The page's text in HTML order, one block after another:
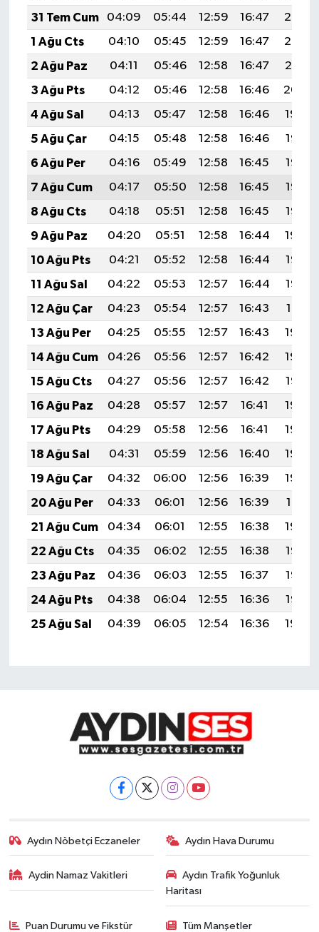
31 Tem Cum
04:09 05:44 12:59 16:47
20:03
1 Ağu Cts
04:10 05:45 12:59 16:47
20:02
2 Ağu Paz
04:11 05:46 12:58 16:47
20:01
3 Ağu Pts
04:12 05:46 12:58 16:46
20:00
4 Ağu Sal
04:13 05:47 12:58 16:46
19:59
5 Ağu Çar
04:15 05:48 12:58 16:46
19:58
6 Ağu Per
04:16 05:49 12:58 16:45
19:57
7 Ağu Cum
04:17 05:50 12:58 16:45
19:56
8 Ağu Cts
04:18 05:51 12:58 16:45
19:55
9 Ağu Paz
04:20 05:51 12:58 16:44
19:54
10 Ağu Pts
04:21 05:52 12:58 16:44
19:53
11 Ağu Sal
04:22 05:53 12:57 16:44
19:52
12 Ağu Çar
04:23 05:54 12:57 16:43
19:51
13 Ağu Per
04:25 05:55 12:57 16:43
19:50
14 Ağu Cum
04:26 05:56 12:57 16:42
19:48
15 Ağu Cts
04:27 05:56 12:57 16:42
19:47
16 Ağu Paz
04:28 05:57 12:57 16:41
19:46
17 Ağu Pts
04:29 05:58 12:56 16:41
19:45
18 Ağu Sal
04:31 05:59 12:56 16:40
19:43
19 Ağu Çar
04:32 06:00 12:56 16:39
19:42
20 Ağu Per
04:33 06:01 12:56 16:39
19:41
21 Ağu Cum
04:34 06:01 12:55 16:38
19:39
22 Ağu Cts
04:35 06:02 12:55 16:38
19:38
23 Ağu Paz
04:36 06:03 12:55 16:37
19:37
24 Ağu Pts
04:38 06:04 12:55 16:36
19:35
25 Ağu Sal
04:39 06:05 12:54 16:36 19:34
Aydın Nöbetçi Eczaneler Aydın Hava Durumu
Aydin Namaz Vakitleri
Aydın Trafik Yoğunluk
Haritası
Puan Durumu ve Fikstür Tüm Manşetler